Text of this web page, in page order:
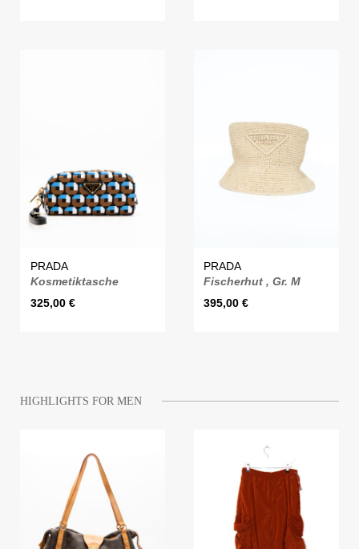
PRADA
Kosmetiktasche
325,00 €
PRADA
Fischerhut , Gr. M
395,00€
HIGHLIGHTS FOR MEN